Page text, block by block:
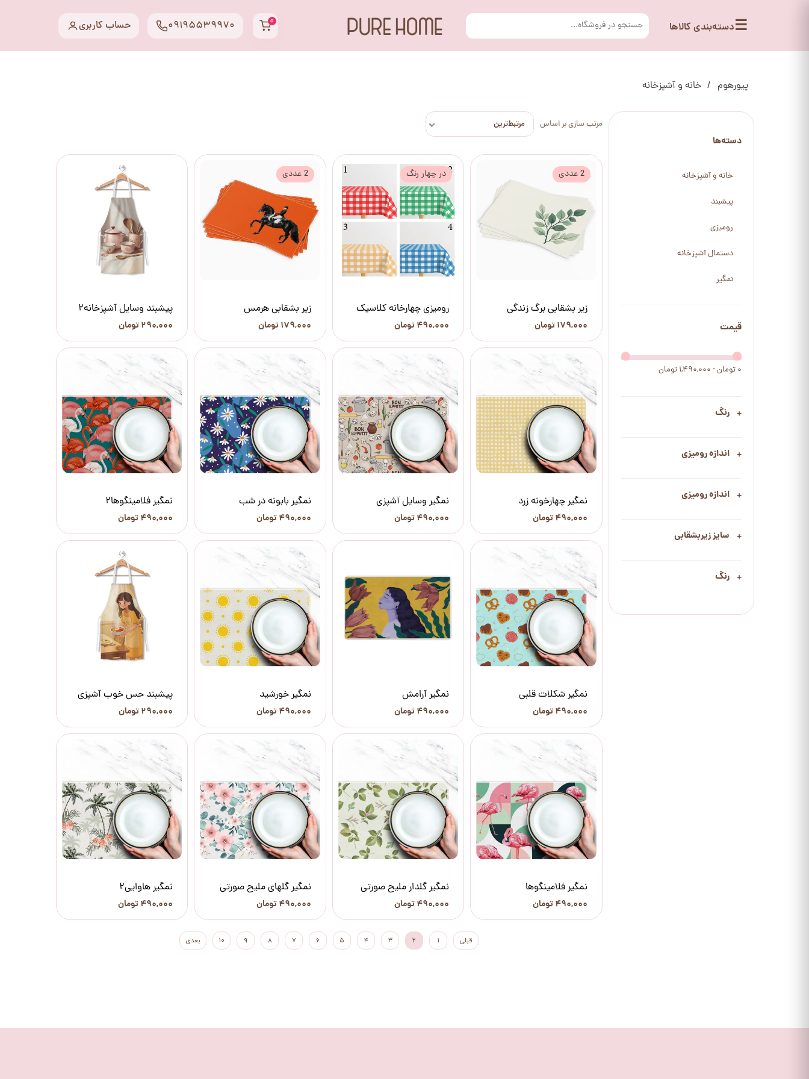
☰دسته‌بندی کالاها ۰ حساب کاربری 09195539970
پیورهوم خانه و آشپزخانه
دسته‌ها
خانه و آشپزخانه
پیشبند
رومیزی
دستمال آشپزخانه
نمگیر
قیمت
۰ تومان - ۱,۴۹۰,۰۰۰ تومان
رنگ
اندازه رومیزی
اندازه رومیزی
سایز زیربشقابی
رنگ
مرتب سازی بر اساس مرتبط‌ترین
زیر بشقابی برگ زندگی
۱۷۹,۰۰۰ تومان
2 عددی
رومیزی چهارخانه کلاسیک
۴۹۰,۰۰۰ تومان
در چهار رنگ
زیر بشقابی هرمس
۱۷۹,۰۰۰ تومان
2 عددی
پیشبند وسایل آشپزخانه2
۲۹۰,۰۰۰ تومان
نمگیر چهارخونه زرد
۴۹۰,۰۰۰ تومان
نمگیر وسایل آشپزی
۴۹۰,۰۰۰ تومان
نمگیر بابونه در شب
۴۹۰,۰۰۰ تومان
نمگیر فلامینگوها2
۴۹۰,۰۰۰ تومان
نمگیر شکلات قلبی
۴۹۰,۰۰۰ تومان
نمگیر آرامش
۴۹۰,۰۰۰ تومان
نمگیر خورشید
۴۹۰,۰۰۰ تومان
پیشبند حس خوب آشپزی
۲۹۰,۰۰۰ تومان
نمگیر فلامینگوها
۴۹۰,۰۰۰ تومان
نمگیر گلدار ملیح صورتی
۴۹۰,۰۰۰ تومان
نمگیر گلهای ملیح صورتی
۴۹۰,۰۰۰ تومان
نمگیر هاوایی2
۴۹۰,۰۰۰ تومان
قبلی ۱ ۲ ۳ ۴ ۵ ۶ ۷ ۸ ۹ ۱۰ بعدی